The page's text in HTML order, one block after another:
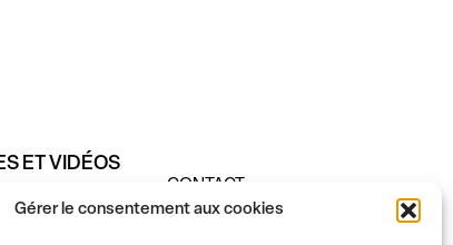
Gérer le consentement aux cookies
ET VIDÉOS
CONTACT